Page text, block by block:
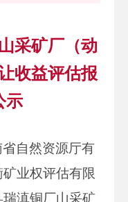
采矿厂（动
收益评估报
示
自然资源厅有
业权评估有限
滇铜厂山采矿